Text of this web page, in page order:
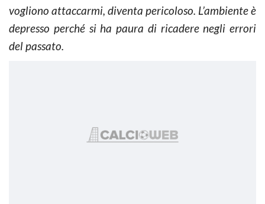
vogliono attaccarmi, diventa pericoloso. L’ambiente è
depresso perché si ha paura di ricadere negli errori
del passato.